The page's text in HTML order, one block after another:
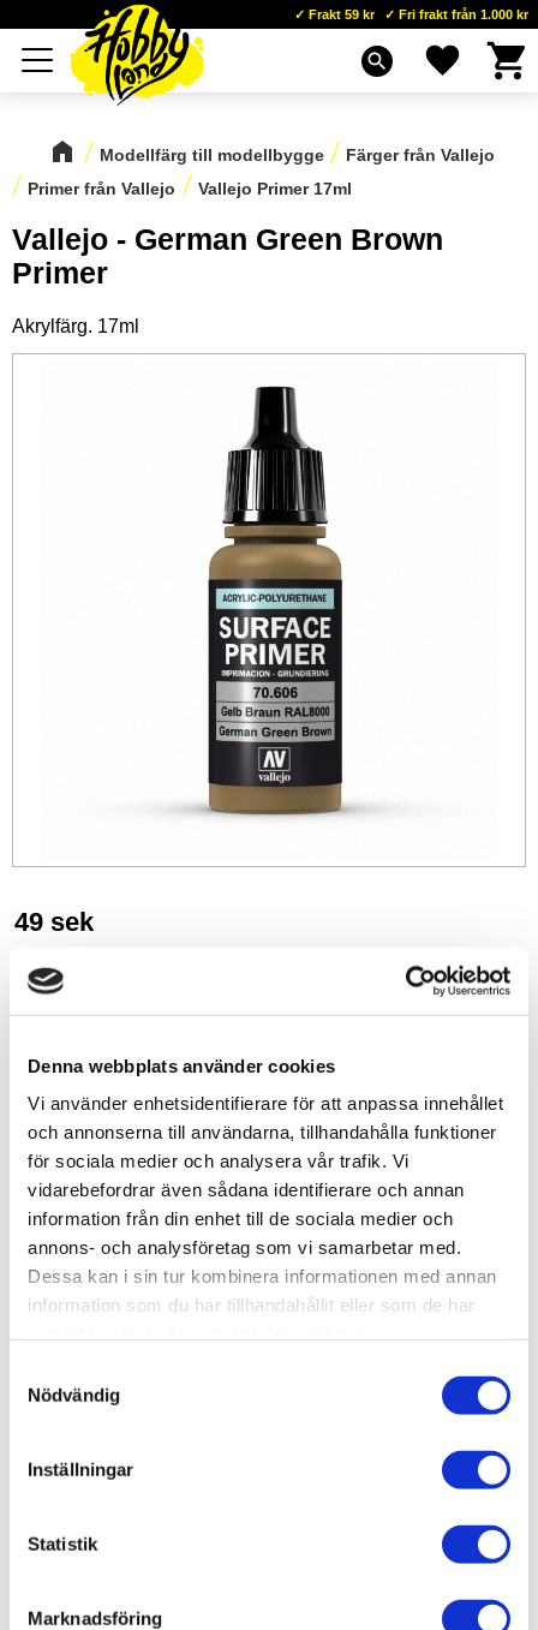
Denna webbplats använder cookies
Vi använder enhetsidentifierare för att anpassa innehållet
och annonserna till användarna, tillhandahålla funktioner
för sociala medier och analysera vår trafik. Vi
vidarebefordrar även sådana identifierare och annan
information från din enhet till de sociala medier och
annons- och analysföretag som vi samarbetar med.
Dessa kan i sin tur kombinera informationen med annan
information som du har tillhandahållit eller som de har
Nödvändig
Inställningar
Statistik
Marknadsföring
Meny
Frakt 59 kr Fri frakt från 1.000 kr
search Favoriter
Modellfärg till modellbygge
Färger från Vallejo
Primer från Vallejo
Vallejo Primer 17ml
Vallejo - German Green Brown
Primer
Akrylfärg. 17ml
49 sek
-
Lägg till i favoriter
Lagerstatus
11 st i lager
Leveranstid
skickas från oss inom 0-1 vardagar
Allmänt
Omdömen